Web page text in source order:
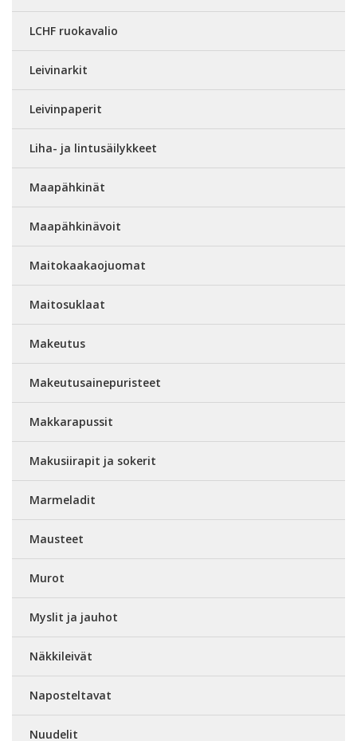
LCHF ruokavalio
Leivinarkit
Leivinpaperit
Liha- ja lintusäilykkeet
Maapähkinät
Maapähkinävoit
Maitokaakaojuomat
Maitosuklaat
Makeutus
Makeutusainepuristeet
Makkarapussit
Makusiirapit ja sokerit
Marmeladit
Mausteet
Murot
Myslit ja jauhot
Näkkileivät
Naposteltavat
Nuudelit